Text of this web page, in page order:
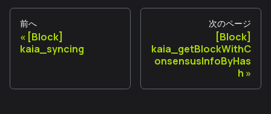
前へ
[Block]
kaia_syncing
次のページ
[Block]
kaia_getBlockWithC
onsensusInfoByHas
h